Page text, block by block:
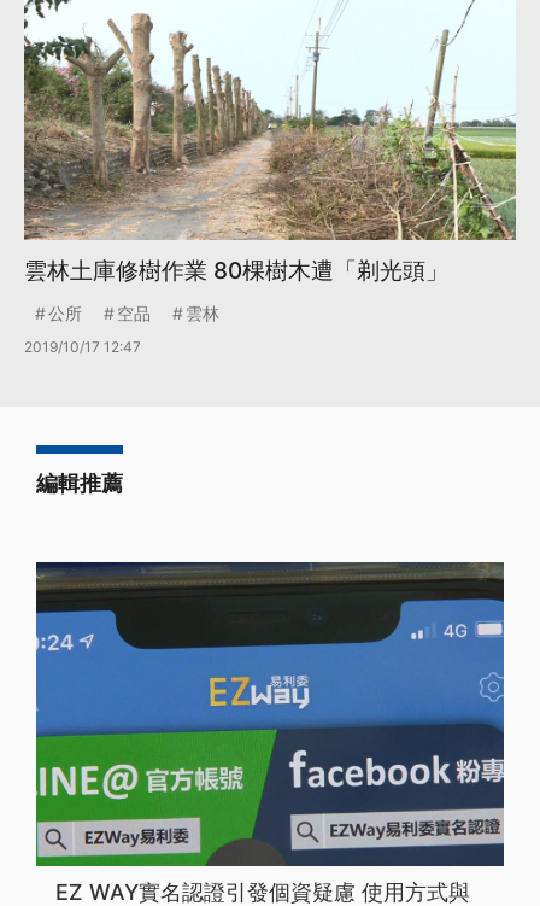
雲林土庫修樹作業 80棵樹木遭「剃光頭」
公所 空品 雲林
2019/10/17 12:47
編輯推薦
EZ WAY實名認證引發個資疑慮 使用方式與